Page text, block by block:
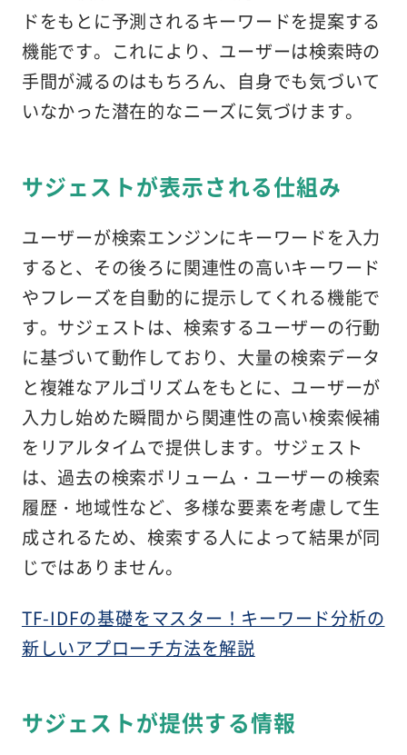
ドをもとに予測されるキーワードを提案する
機能です。これにより、ユーザーは検索時の
手間が減るのはもちろん、自身でも気づいて
いなかった潜在的なニーズに気づけます。
サジェストが表示される仕組み
ユーザーが検索エンジンにキーワードを入力
すると、その後ろに関連性の高いキーワード
やフレーズを自動的に提示してくれる機能で
す。サジェストは、検索するユーザーの行動
に基づいて動作しており、大量の検索データ
と複雑なアルゴリズムをもとに、ユーザーが
入力し始めた瞬間から関連性の高い検索候補
をリアルタイムで提供します。サジェスト
は、過去の検索ボリューム・ユーザーの検索
履歴・地域性など、多様な要素を考慮して生
成されるため、検索する人によって結果が同
じではありません。
TF-IDFの基礎をマスター！キーワード分析の
新しいアプローチ方法を解説
サジェストが提供する情報